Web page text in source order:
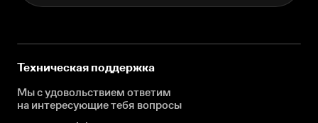
Техническая поддержка
Мы с удовольствием ответим
на интересующиетебя вопросы